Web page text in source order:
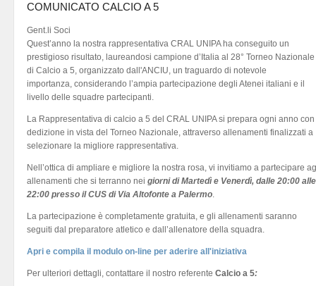
COMUNICATO CALCIO A 5
Gent.li Soci
Quest’anno la nostra rappresentativa CRAL UNIPA ha conseguito un
prestigioso risultato, laureandosi campione d’Italia al 28° Torneo Nazionale
di Calcio a 5, organizzato dall'ANCIU, un traguardo di notevole
importanza, considerando l’ampia partecipazione degli Atenei italiani e il
livello delle squadre partecipanti.
La Rappresentativa di calcio a 5 del CRAL UNIPA si prepara ogni anno con
dedizione in vista del Torneo Nazionale, attraverso allenamenti finalizzati a
selezionare la migliore rappresentativa.
Nell’ottica di ampliare e migliore la nostra rosa, vi invitiamo a partecipare
allenamenti che si terranno nei giorni di Martedì e Venerdì, dalle 20:00 alle
22:00 presso il CUS di Via Altofonte a Palermo.
La partecipazione è completamente gratuita, e gli allenamenti saranno
seguiti dal preparatore atletico e dall’allenatore della squadra.
Apri e compila il modulo on-line per aderire all'iniziativa
Per ulteriori dettagli, contattare il nostro referente Calcio a 5: